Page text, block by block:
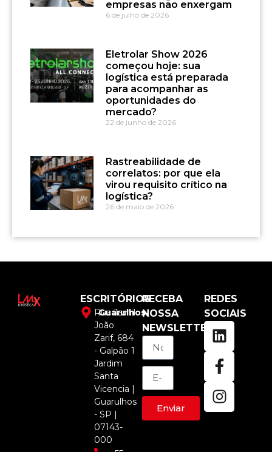
empresas não enxergam
6 de julho de 2026
Eletrolar Show 2026
começou hoje: sua
logística está preparada
para acompanhar as
oportunidades do
mercado?
22 de junho de 2026
Rastreabilidade de
correlatos: por que ela
virou requisito crítico na
logística?
26 de maio de 2026
ESCRITÓRIOS
Guarulhos
Rua Jamil
João
Zarif, 684
- Galpão 1
Jardim
Santa
Vicencia |
Guarulhos
- SP |
07143-
000
RECEBA
NOSSA
NEWSLETTER
Enviar
REDES
SOCIAIS